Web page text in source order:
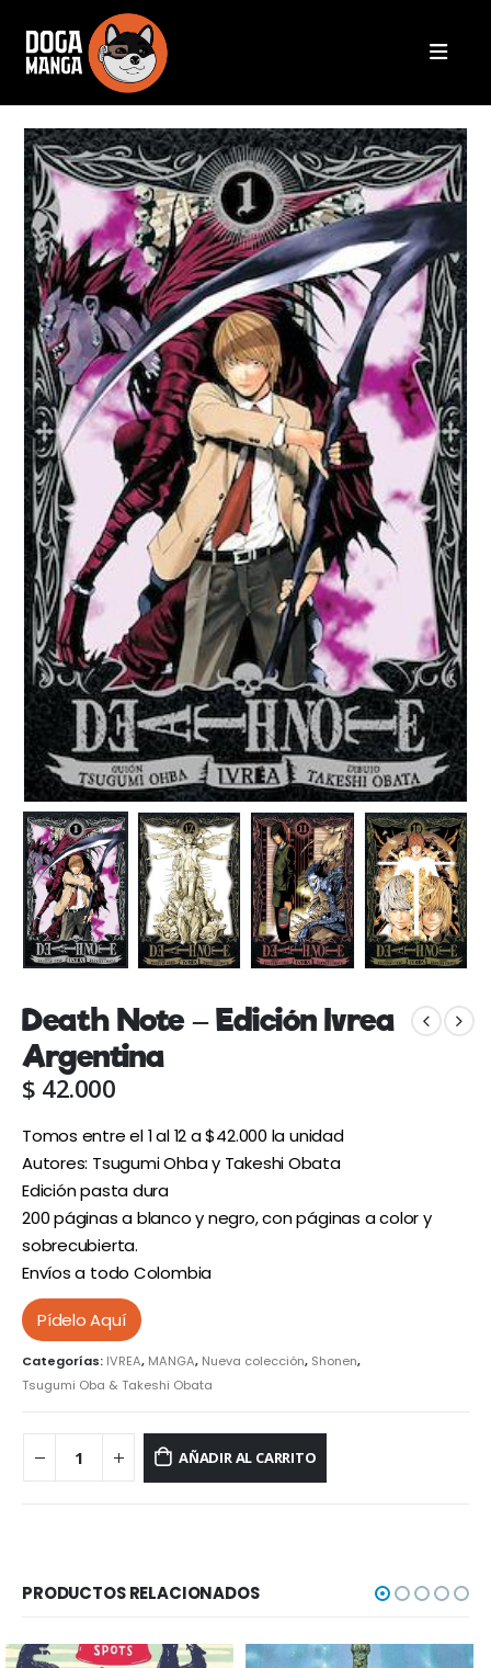
Death Note – Edición Ivrea
Argentina
$ 42.000
Tomos entre el 1 al 12 a $42.000 la unidad
Autores: Tsugumi Ohba y Takeshi Obata
Edición pasta dura
200 páginas a blanco y negro, con páginas a color y
sobrecubierta.
Envíos a todo Colombia
Pídelo Aquí
Categorías: IVREA, MANGA, Nueva colección, Shonen,
Tsugumi Oba & Takeshi Obata
AÑADIR AL CARRITO
PRODUCTOS RELACIONADOS